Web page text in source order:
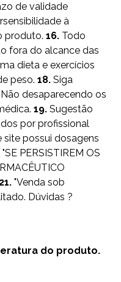
de validade
à
produto. 16. Todo
fora do alcance das
dieta e exercícios
peso. 18. Siga
desaparecendo os
19. Sugestão
por profissional
possui dosagens
"SE PERSISTIREM OS
21. "Venda sob
Dúvidas ?
do produto.